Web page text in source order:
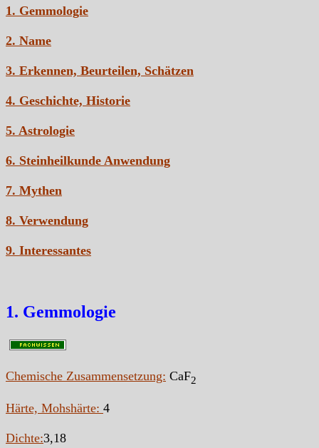
1. Gemmologie
2. Name
3. Erkennen, Beurteilen, Schätzen
4. Geschichte, Historie
5. Astrologie
6. Steinheilkunde Anwendung
7. Mythen
8. Verwendung
9. Interessantes
1. Gemmologie
Chemische Zusammensetzung: CaF2
Härte, Mohshärte: 4
Dichte:3,18